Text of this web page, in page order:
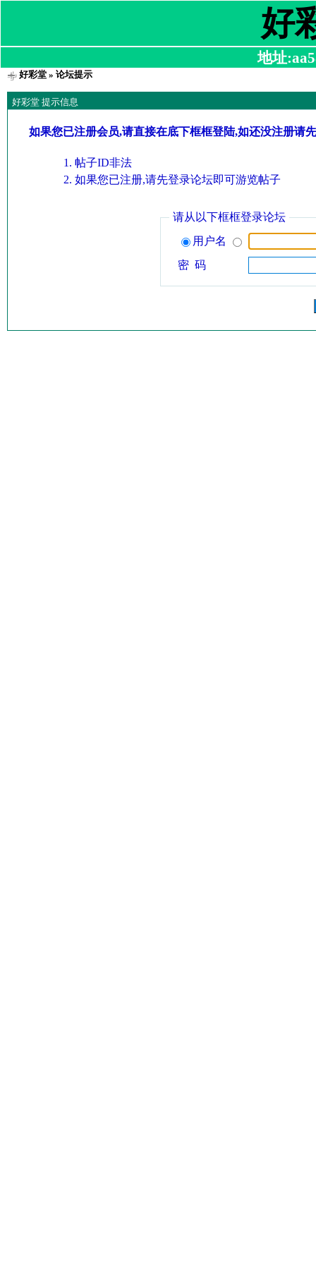
好
地址
好彩堂» 论坛提示
好彩堂 提示信息
如果您已注册会员,请直接在底下框框登陆,如还没注册请
帖子ID非法
如果您已注册,请先登录论坛即可游览帖子
请从以下框框登录论坛
用户名
密 码